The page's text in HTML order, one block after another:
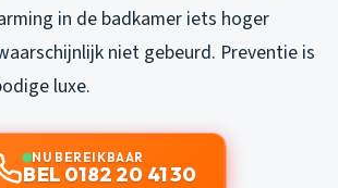
in de badkamer iets hoger
niet gebeurd. Preventie is
luxe.
NU BEREIKBAAR
BEL 0182 20 41 30